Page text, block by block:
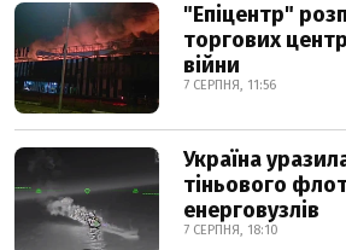
"Епіцентр"
торгових
війни
7 СЕРПНЯ, 11:56
Україна
тіньового
енерговузлів
7 СЕРПНЯ, 18:10